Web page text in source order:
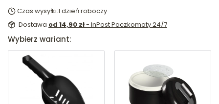
Czas wysyłki:1 dzień roboczy
Dostawa od 14,90 zł- InPost Paczkomaty 24/7
Wybierz wariant: